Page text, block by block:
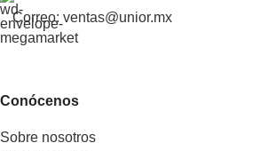
Correo: ventas@unior.mx
Conócenos
Sobre nosotros